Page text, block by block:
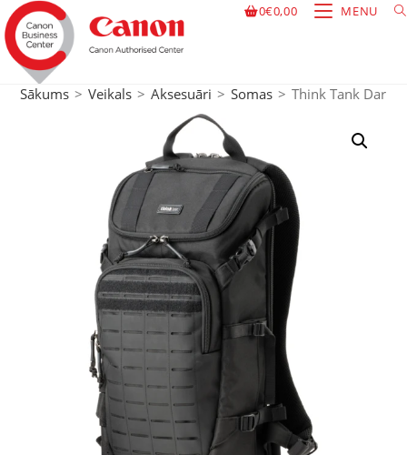
0€0,00 MENU
Sākums > Veikals > Aksesuāri > Somas > Think Tank